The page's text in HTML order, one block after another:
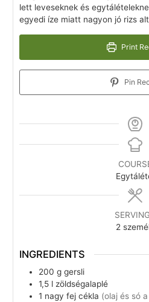
lett leveseknek és
egyedi íze miatt nagyon jó rizs
Print
Pin
2
INGREDIENTS
200 g gersli
1,5 l zöldségalaplé
1 nagy fej cékla (olaj és só